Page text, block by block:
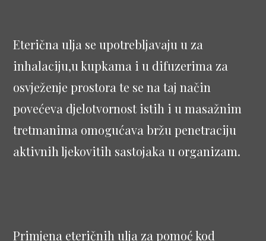
Eterična ulja se upotrebljavaju u za
inhalaciju,u kupkama i u difuzerima za
osvježenje prostora te se na taj način
povećeva djelotvornost istih i u masažnim
tretmanima omogućava bržu penetraciju
aktivnih ljekovitih sastojaka u organizam.
Primjena eteričnih ulja za pomoć kod